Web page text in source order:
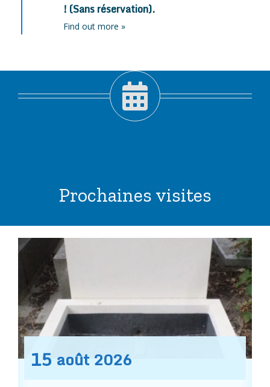
! (Sans réservation).
Find out more »
Prochaines visites
15 août 2026